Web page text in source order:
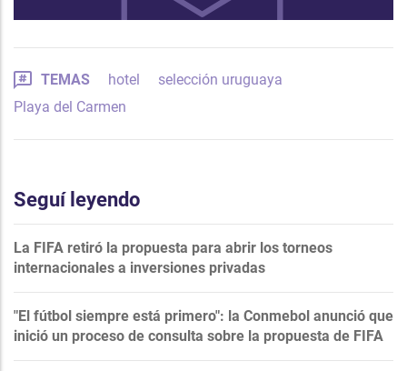
TEMAS hotel
selección uruguaya
Playa del Carmen
Seguí leyendo
La FIFA retiró la propuesta para abrir los torneos
internacionales a inversiones privadas
"El fútbol siempre está primero": la Conmebol anunció que
inició un proceso de consulta sobre la propuesta de FIFA